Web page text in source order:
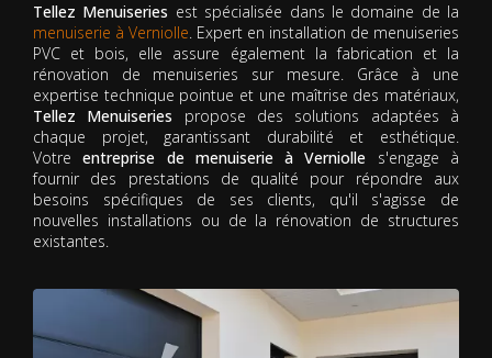
Tellez Menuiseries est spécialisée dans le domaine de la
menuiserie à Verniolle. Expert en installation de menuiseries
PVC et bois, elle assure également la fabrication et la
rénovation de menuiseries sur mesure. Grâce à une
expertise technique pointue et une maîtrise des matériaux,
Tellez Menuiseries propose des solutions adaptées à
chaque projet, garantissant durabilité et esthétique.
Votreentreprise de menuiserie à Verniolle s'engage à
fournir des prestations de qualité pour répondre aux
besoins spécifiques de ses clients, qu'il s'agisse de
nouvelles installations ou de la rénovation de structures
existantes.